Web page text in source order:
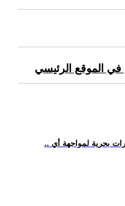
في الموقع الرئيسي
بحرية لمواجهة أي